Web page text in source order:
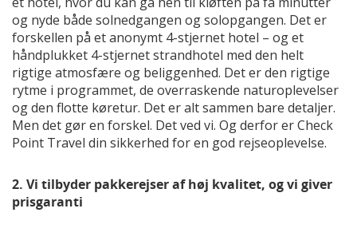
og nyde både solnedgangen og solopgangen. Det er
forskellen på et anonymt 4-stjernet hotel – og et
håndplukket 4-stjernet strandhotel med den helt
rigtige atmosfære og beliggenhed. Det er den rigtige
rytme i programmet, de overraskende naturoplevelser
og den flotte køretur. Det er alt sammen bare detaljer.
Men det gør en forskel. Det ved vi. Og derfor er Check
Point Travel din sikkerhed for en god rejseoplevelse.
2. Vi tilbyder pakkerejser af høj kvalitet, og vi giver
prisgaranti